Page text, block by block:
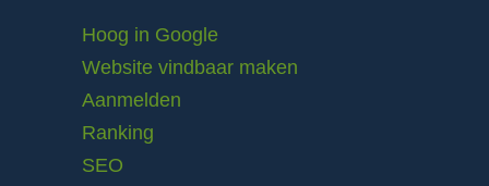
Hoog in Google
Website vindbaar maken
Aanmelden
Ranking
SEO